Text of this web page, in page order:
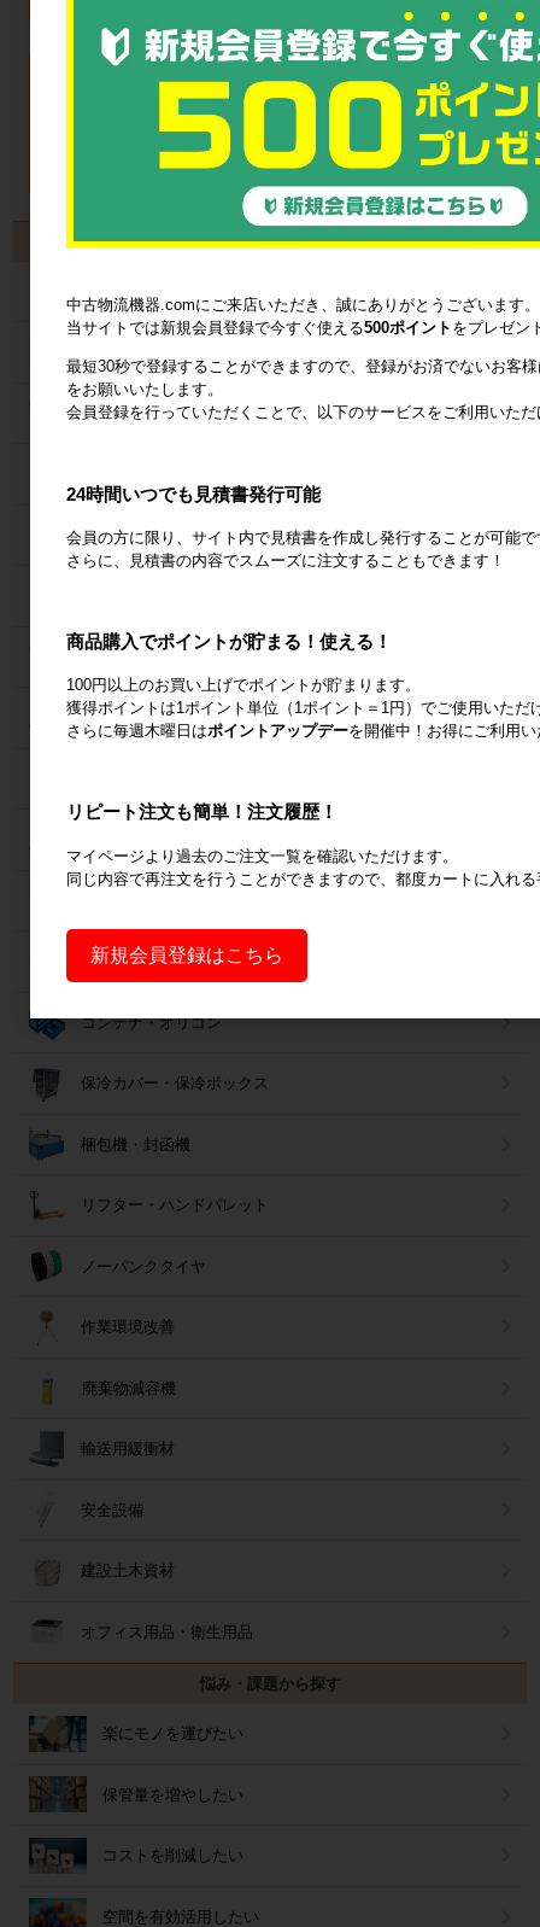
製品から探す
メッシュパレット
ラック
パレット
フォークリフトスロープ
梱包資材
コンテナ・オリコン
保冷カバー・保冷ボックス
梱包機・封函機
リフター・ハンドパレット
ノーパンクタイヤ
作業環境改善
廃棄物減容機
輸送用緩衝材
安全設備
建設土木資材
オフィス用品・衛生用品
悩み・課題から探す
楽にモノを運びたい
保管量を増やしたい
コストを削減したい
空間を有効活用したい
中古物流機器.comにご来店いただき、誠にありがとうございます。
当サイトでは新規会員登録で今すぐ使える500ポイント をプレゼン
最短30秒で登録することができますので、登録がお済でないお客
をお願いいたします。
会員登録を行っていただくことで、以下のサービスをご利用いた
24時間いつでも見積書発行可能
会員の方に限り、サイト内で見積書を作成し発行することが可能で
さらに、見積書の内容でスムーズに注文することもできます！
商品購入でポイントが貯まる！使える！
100円以上のお買い上げでポイントが貯まります。
獲得ポイントは1ポイント単位（1ポイント＝1円）でご使用いただ
さらに毎週木曜日はポイントアップデーを開催中！お得にご利用
リピート注文も簡単！注文履歴！
マイページより過去のご注文一覧を確認いただけます。
同じ内容で再注文を行うことができますので、都度カートに入れ
新規会員登録はこちら